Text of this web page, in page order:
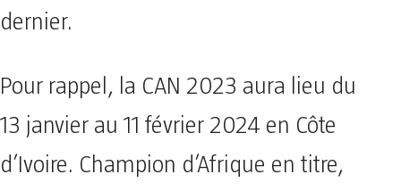
dernier.
Pour rappel, la CAN 2023 aura lieu du
13 janvier au 11 février 2024 en Côte
d’Ivoire. Champion d’Afrique en titre,